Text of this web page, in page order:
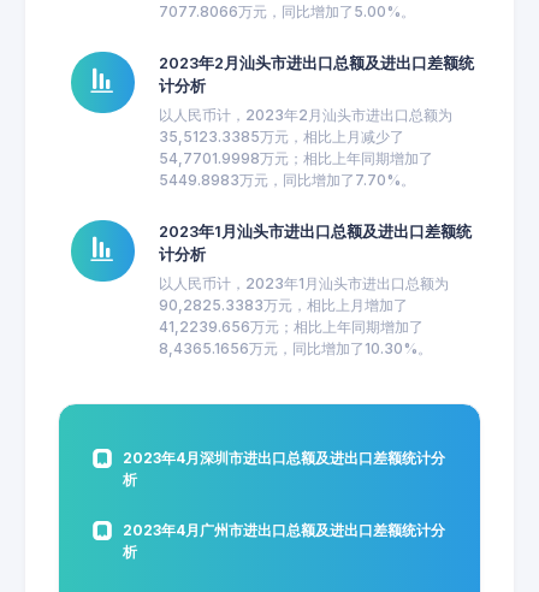
7077.8066万元，同比增加了5.00%。
2023年2月汕头市进出口总额及进出口差额统
计分析
以人民币计，2023年2月汕头市进出口总额为
35,5123.3385万元，相比上月减少了
54,7701.9998万元；相比上年同期增加了
5449.8983万元，同比增加了7.70%。
2023年1月汕头市进出口总额及进出口差额统
计分析
以人民币计，2023年1月汕头市进出口总额为
90,2825.3383万元，相比上月增加了
41,2239.656万元；相比上年同期增加了
8,4365.1656万元，同比增加了10.30%。
2023年4月深圳市进出口总额及进出口差额统计分
析
2023年4月广州市进出口总额及进出口差额统计分
析